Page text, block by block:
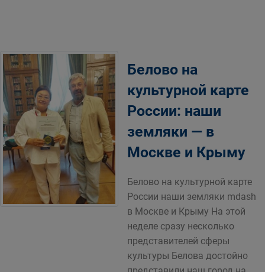
Белово на
культурной карте
России: наши
земляки — в
Москве и Крыму
Белово на культурной карте
России наши земляки mdash
в Москве и Крыму На этой
неделе сразу несколько
представителей сферы
культуры Белова достойно